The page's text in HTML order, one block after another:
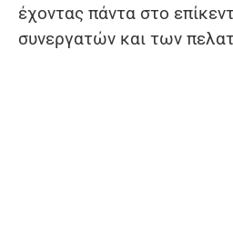
έχοντας πάντα στο
συνεργατών και των